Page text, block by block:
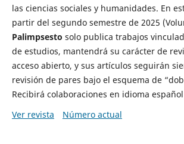
las ciencias sociales y humanidades. En
partir del segundo semestre de 2025
Palimpsesto solo publica trabajos
de estudios, mantendrá su carácter de
acceso abierto, y sus artículos seguirán
revisión de pares bajo el esquema de
Recibirá colaboraciones en idioma
Ver revista
Número actual